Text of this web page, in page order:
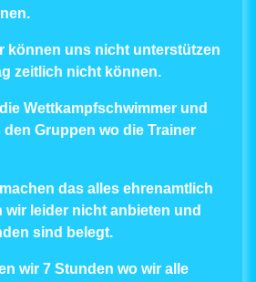
können uns nicht unterstützen
zeitlich nicht können.
Wettkampfschwimmer und
Gruppen wo die Trainer
das alles ehrenamtlich
wir leider nicht anbieten und
sind belegt.
wir 7 Stunden wo wir alle